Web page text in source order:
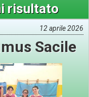
risultato
12 aprile 2026
Sacile